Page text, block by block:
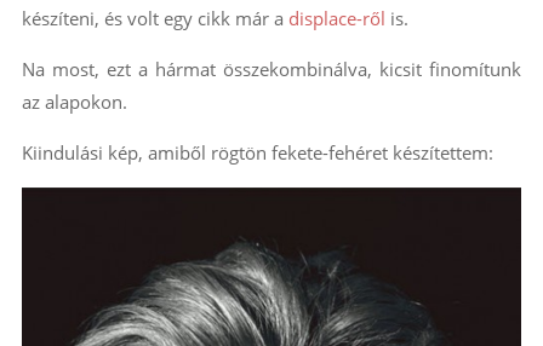
készíteni, és volt egy cikk már a displace-ről is.
Na most, ezt a hármat összekombinálva, kicsit finomítunk
az alapokon.
Kiindulási kép, amiből rögtön fekete-fehéret készítettem: